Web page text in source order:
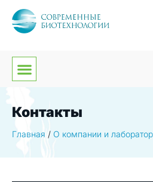
Контакты
Главная / О компании и